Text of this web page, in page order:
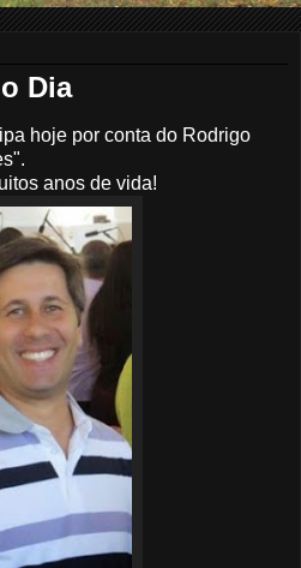
Dia
hoje por conta do Rodrigo
anos de vida!